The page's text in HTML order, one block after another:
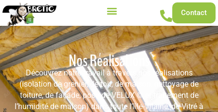
Contact
Nos Réalisations
Découvrez notre travail à travers nos réalisations
(isolation de grenier, de toit, de maison, nettoyage de
toiture, de façade, pose de VELUX © et traitement de
l’humidité de maison) dans toute l’Ille-Vilaine, de Vitré à